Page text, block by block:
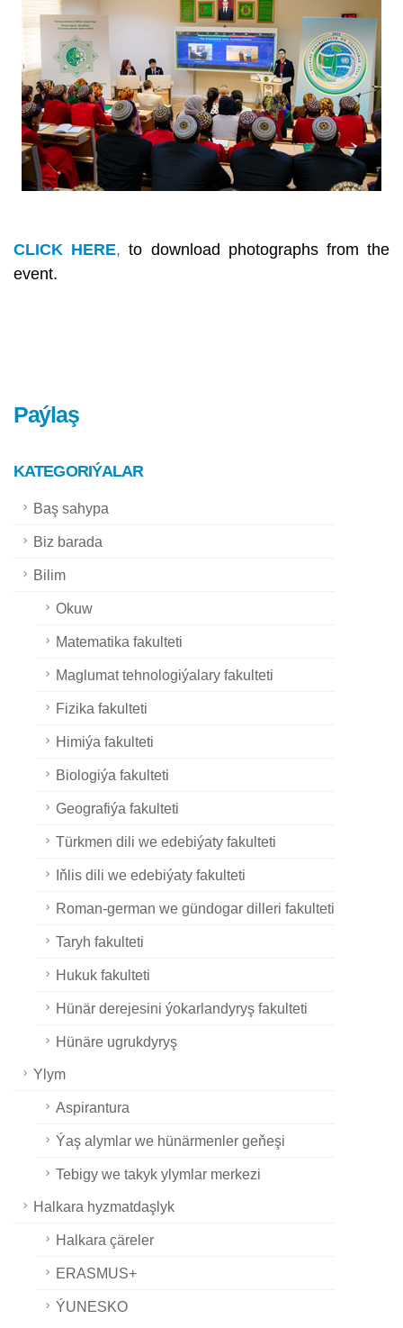
CLICK HERE,to download photographs from the
event.
Paýlaş
KATEGORIÝALAR
Baş sahypa
Biz barada
Bilim
Okuw
Matematika fakulteti
Maglumat tehnologiýalary fakulteti
Fizika fakulteti
Himiýa fakulteti
Biologiýa fakulteti
Geografiýa fakulteti
Türkmen dili we edebiýaty fakulteti
Iňlis dili we edebiýaty fakulteti
Roman-german we gündogar dilleri fakulteti
Taryh fakulteti
Hukuk fakulteti
Hünär derejesini ýokarlandyryş fakulteti
Hünäre ugrukdyryş
Ylym
Aspirantura
Ýaş alymlar we hünärmenler geňeşi
Tebigy we takyk ylymlar merkezi
Halkara hyzmatdaşlyk
Halkara çäreler
ERASMUS+
ÝUNESKO